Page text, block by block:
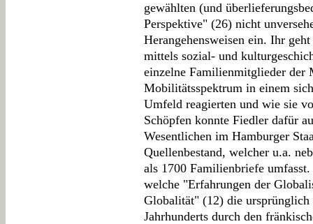
gewählten (und
Perspektive" (26) nicht
Herangehensweisen ein. Ihr
mittels sozial- und
einzelne Familienmitglieder der
Mobilitätsspektrum in einem
Umfeld reagierten und wie sie
Schöpfen konnte Fiedler dafür
Wesentlichen im Hamburger
Quellenbestand, welcher u.a.
als 1700 Familienbriefe
welche "Erfahrungen der
Globalität" (12) die
Jahrhunderts durch den